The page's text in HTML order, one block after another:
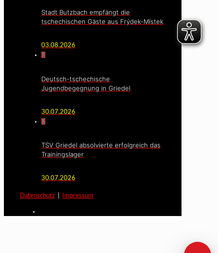
Stadt Butzbach empfängt die
tschechischen Gäste aus Frýdek-Místek
03.08.2026
0
Deutsch-tschechische
Jugendbegegnung in Griedel
30.07.2026
0
TSV Griedel absolvierte erfolgreich das
Trainingslager
30.07.2026
Datenschutz Impressum